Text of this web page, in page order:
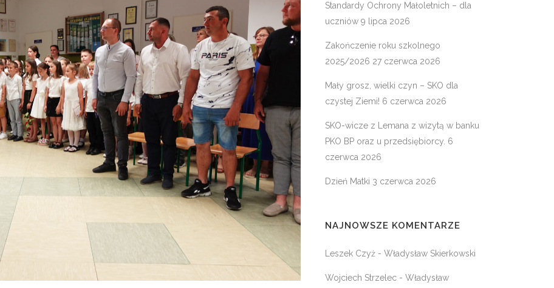
Standardy Ochrony Małoletnich – dla
uczniów 9 lipca 2026
Zakończenie roku szkolnego
2025/2026 27 czerwca 2026
Mały grosz, wielki czyn – SKO dla
czystej Ziemi! 6 czerwca 2026
SKO-wicze z Lemana z wizytą w banku
PKO BP oraz u przedsiębiorcy. 6
czerwca 2026
Dzień Matki 3 czerwca 2026
NAJNOWSZE KOMENTARZE
Leszek Czyż - Władysław Skierkowski
Wojciech Strzelec - Władysław